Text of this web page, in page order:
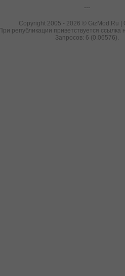
---
Copyright 2005 - 2026 © GizMod.Ru |
републикации приветствуется ссылка
Запросов: 6 (0.06576).